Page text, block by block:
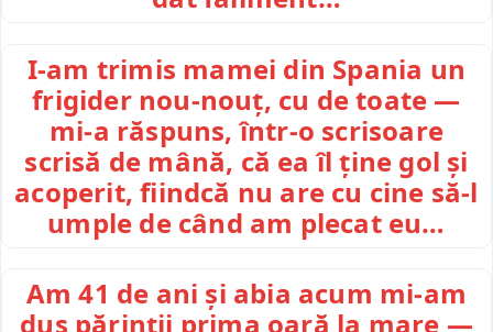
I-am trimis mamei din Spania un
frigider nou-nouț, cu de toate —
mi-a răspuns, într-o scrisoare
scrisă de mână, că ea îl ține gol și
acoperit, fiindcă nu are cu cine să-l
umple de când am plecat eu…
Am 41 de ani și abia acum mi-am
dus părinții prima oară la mare —